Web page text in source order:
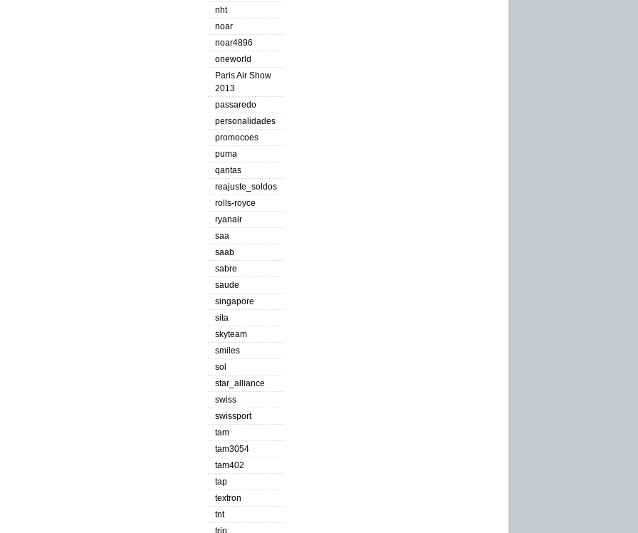
nht
noar
noar4896
oneworld
Paris Air Show
2013
passaredo
personalidades
promocoes
puma
qantas
reajuste_soldos
rolls-royce
ryanair
saa
saab
sabre
saude
singapore
sita
skyteam
smiles
sol
star_alliance
swiss
swissport
tam
tam3054
tam402
tap
textron
tnt
trip